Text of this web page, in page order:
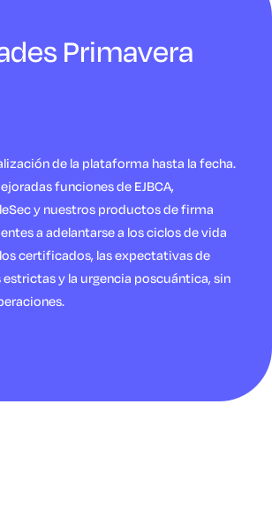
Primavera
de la plataforma hasta la fecha.
funciones de EJBCA,
y nuestros productos de firma
a adelantarse a los ciclos de vida
certificados, las expectativas de
y la urgencia poscuántica, sin